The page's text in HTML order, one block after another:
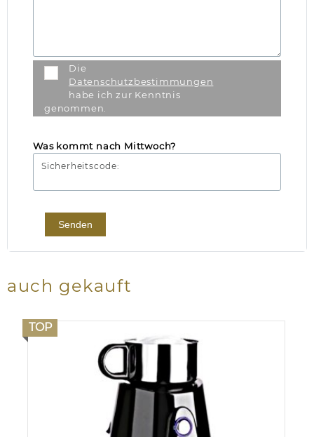
Die
Datenschutzbestimmungen
habe ich zur Kenntnis
genommen.
Sicherheitscode:
Was kommt nach Mittwoch?
Senden
auch gekauft
TOP